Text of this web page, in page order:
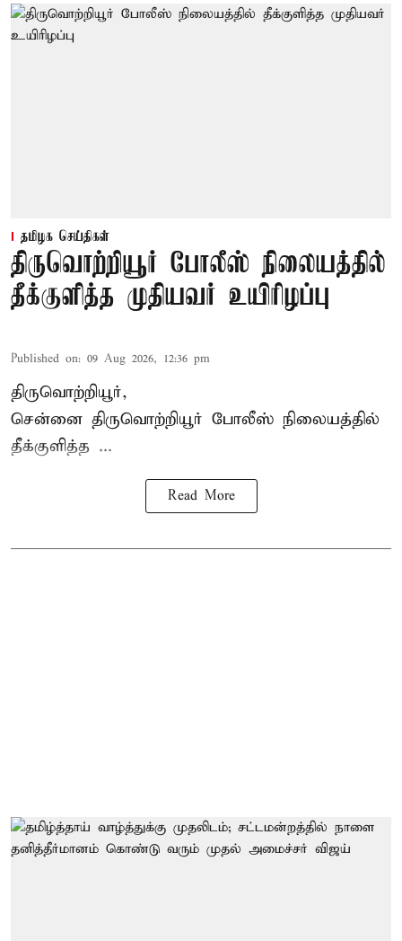
தமிழக செய்திகள்
திருவொற்றியூர் போலீஸ் நிலையத்தில்
தீக்குளித்த முதியவர் உயிரிழப்பு
Published on: 09 Aug 2026, 12:36 pm
திருவொற்றியூர்,
சென்னை திருவொற்றியூர் போலீஸ் நிலையத்தில்
தீக்குளித்த ...
Read More